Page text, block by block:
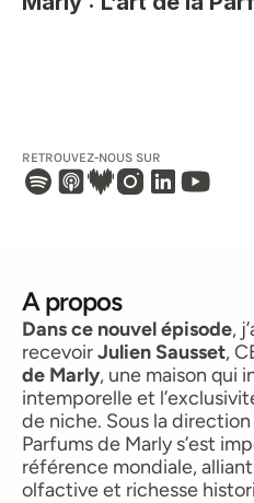
RETROUVEZ-NOUS SUR
A propos
Dans ce nouvel épisode,
recevoir Julien Sausset,
de Marly, une maison qui
intemporelle et
de niche. Sous la
Parfums de Marly s’est
référence mondiale,
olfactive et richesse